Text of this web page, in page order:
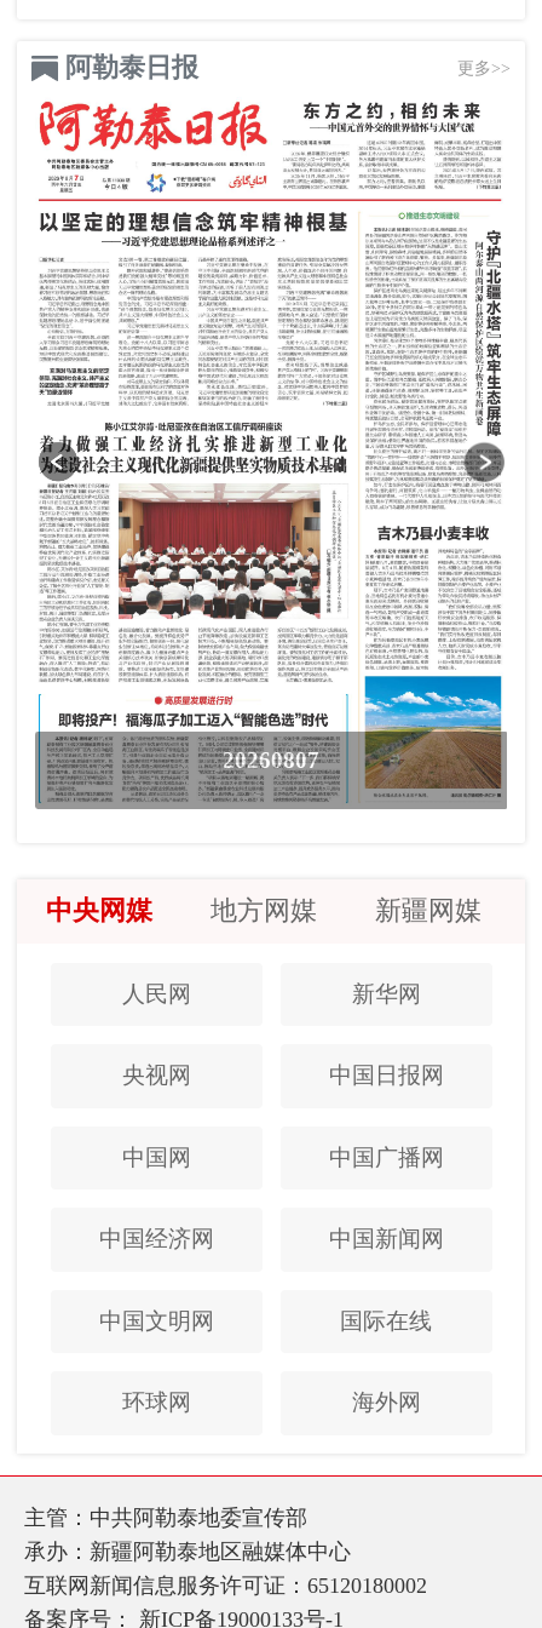
阿勒泰日报 更多>>
20260807
中央网媒 地方网媒 新疆网媒
人民网 新华网
央视网 中国日报网
中国网 中国广播网
中国经济网 中国新闻网
中国文明网 国际在线
环球网 海外网
主管：中共阿勒泰地委宣传部
承办：新疆阿勒泰地区融媒体中心
互联网新闻信息服务许可证：65120180002
备案序号： 新ICP备19000133号-1